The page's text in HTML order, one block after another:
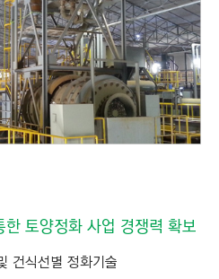
토양정화 사업 경쟁력 확보
건식선별 정화기술